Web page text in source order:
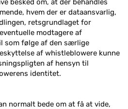
besked om, at der behandles
hvem der er dataansvarlig,
retsgrundlaget for
modtagere af
som følge af den særlige
af whistleblowere kunne
af hensyn til
identitet.
normalt bede om at få at vide,